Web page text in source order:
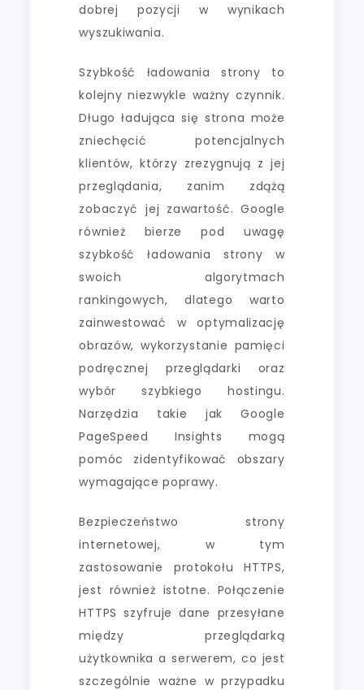
dobrej pozycji w wynikach
wyszukiwania.
Szybkość ładowania strony to
kolejny niezwykle ważny czynnik.
Długo ładująca się strona może
zniechęcić potencjalnych
klientów, którzy zrezygnują z jej
przeglądania, zanim zdążą
zobaczyć jej zawartość. Google
również bierze pod uwagę
szybkość ładowania strony w
swoich algorytmach
rankingowych, dlatego warto
zainwestować w optymalizację
obrazów, wykorzystanie pamięci
podręcznej przeglądarki oraz
wybór szybkiego hostingu.
Narzędzia takie jak Google
PageSpeed Insights mogą
pomóc zidentyfikować obszary
wymagające poprawy.
Bezpieczeństwo strony
internetowej, w tym
zastosowanie protokołu HTTPS,
jest również istotne. Połączenie
HTTPS szyfruje dane przesyłane
między przeglądarką
użytkownika a serwerem, co jest
szczególnie ważne w przypadku